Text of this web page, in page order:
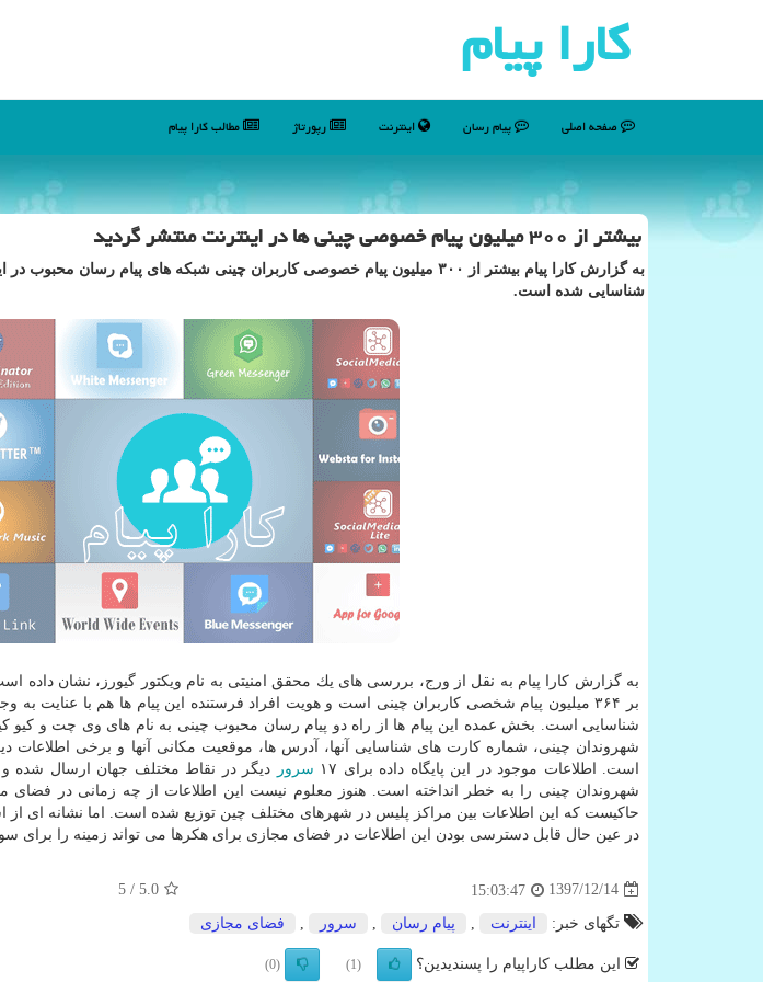
كارا پیام
صفحه اصلی پیام رسان اینترنت رپورتاژ مطالب كارا پیام
بیشتر از ۳۰۰ میلیون پیام خصوصی چینی ها در اینترنت منتشر گردید
به گزارش كارا پیام بیشتر از ۳۰۰ میلیون پیام خصوصی كاربران چینی شبكه های پیام
شناسایی شده است.
به گزارش كارا پیام به نقل از ورج، بررسی های یك محقق امنیتی به نام ویكتور گیورز، نشان داده
بر ۳۶۴ میلیون پیام شخصی كاربران چینی است و هویت افراد فرستنده این پیام ها هم با عنایت به
شناسایی است. بخش عمده این پیام ها از راه دو پیام رسان محبوب چینی به نام های وی چت و كیو
شهروندان چینی، شماره كارت های شناسایی آنها، آدرس ها، موقعیت مكانی آنها و برخی اطلاعات
است. اطلاعات موجود در این پایگاه داده برای ۱۷
سرور
دیگر در نقاط مختلف جهان ارسال شده
شهروندان چینی را به خطر انداخته است. هنوز معلوم نیست این اطلاعات از چه زمانی در فضای
حاكیست كه این اطلاعات بین مراكز پلیس در شهرهای مختلف چین توزیع شده است. اما نشانه ای از
در عین حال قابل دسترسی بودن این اطلاعات در فضای مجازی برای هكرها می تواند زمینه را برای
1397/12/14
15:03:47
5.0
/ 5
تگهای خبر: اینترنت پیام رسان سرور فضای مجازی
این مطلب کاراپیام را پسندیدین؟ (1)
(0)